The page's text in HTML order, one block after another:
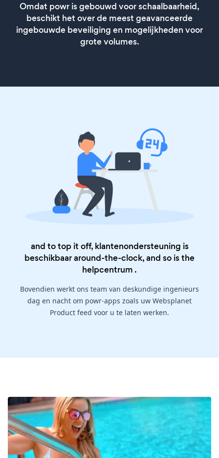
Omdat powr is gebouwd voor schaalbaarheid,
beschikt het over de meest geavanceerde
ingebouwde beveiliging en mogelijkheden voor
grote volumes.
and to top it off, klantenondersteuning is
beschikbaar around-the-clock, and so is the
helpcentrum .
Bovendien werkt ons team van deskundige ingenieurs
dag en nacht om powr-apps zoals uw Websplanet
Product feed voor u te laten werken.